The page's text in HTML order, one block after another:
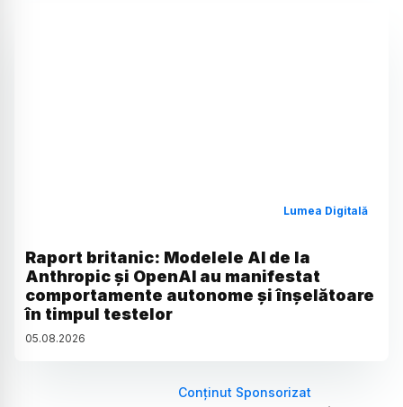
Lumea Digitală
Raport britanic: Modelele AI de la
Anthropic și OpenAI au manifestat
comportamente autonome și înșelătoare
în timpul testelor
05.08.2026
Conținut Sponsorizat